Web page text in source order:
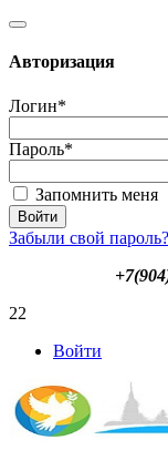
Авторизация
Логин*
Пароль*
Запомнить меня
Забыли свой пароль?
22
Войти